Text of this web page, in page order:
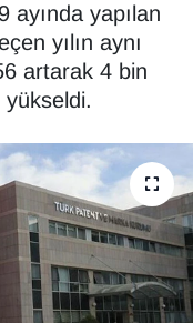
ayında yapılan
yılın aynı
artarak 4 bin
yükseldi.